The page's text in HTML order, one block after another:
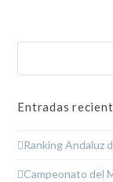
Entradas
Ranking Andaluz
Campeonato del